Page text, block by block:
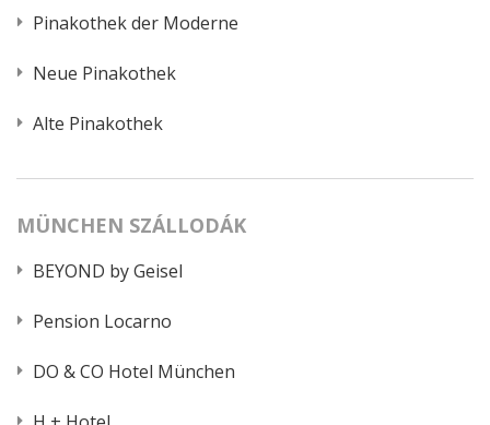
Pinakothek der Moderne
Neue Pinakothek
Alte Pinakothek
MÜNCHEN SZÁLLODÁK
BEYOND by Geisel
Pension Locarno
DO & CO Hotel München